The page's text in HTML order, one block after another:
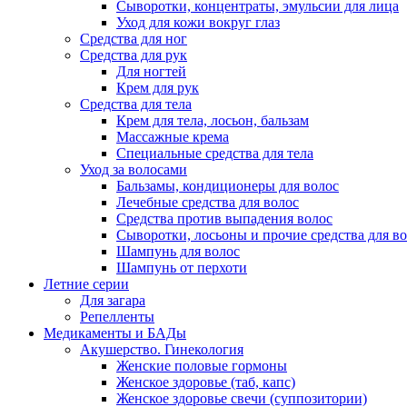
Сыворотки, концентраты, эмульсии для лица
Уход для кожи вокруг глаз
Средства для ног
Средства для рук
Для ногтей
Крем для рук
Средства для тела
Крем для тела, лосьон, бальзам
Массажные крема
Специальные средства для тела
Уход за волосами
Бальзамы, кондиционеры для волос
Лечебные средства для волос
Средства против выпадения волос
Сыворотки, лосьоны и прочие средства для
Шампунь для волос
Шампунь от перхоти
Летние серии
Для загара
Репелленты
Медикаменты и БАДы
Акушерство. Гинекология
Женские половые гормоны
Женское здоровье (таб, капс)
Женское здоровье свечи (суппозитории)